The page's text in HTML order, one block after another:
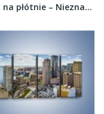
Obraz na płótnie – Nieznane ruiny w stylu...